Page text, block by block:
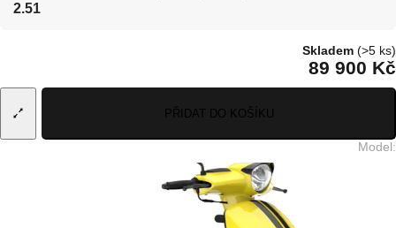
2.51
Skladem (>5 ks)
89 900 Kč
PŘIDAT DO KOŠÍKU
Model: